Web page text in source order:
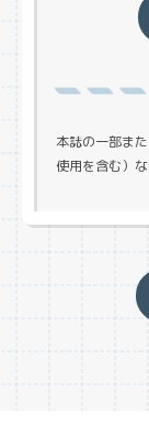
本誌の一部ま
使用を含む）な